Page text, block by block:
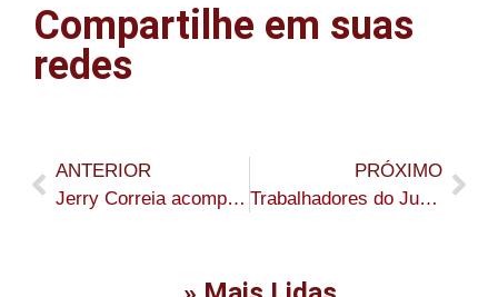
Compartilhe em suas
redes
ANTERIOR
Jerry Correia acompanha melhorias em beco histórico de Assis Brasil
PRÓXIMO
Trabalhadores do Juruá podem se inscrever em formação de cuidado da saúde da população rural